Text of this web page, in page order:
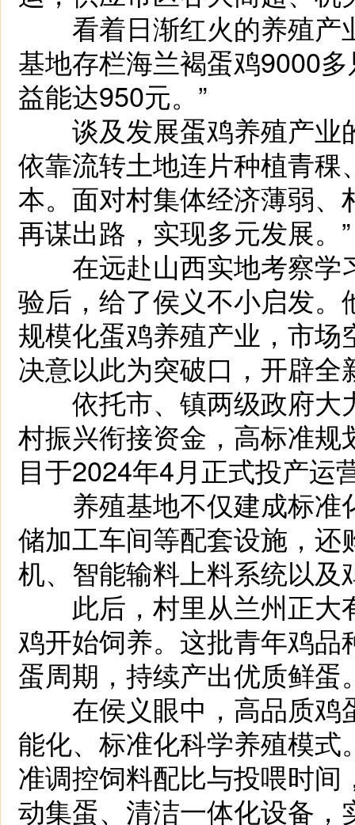
看着日渐红火的养殖产
基地存栏海兰褐蛋鸡9000
益能达950元。”
谈及发展蛋鸡养殖产业
依靠流转土地连片种植青
本。面对村集体经济薄弱
再谋出路，实现多元发展。”
在远赴山西实地考察学
验后，给了侯义不小启发
规模化蛋鸡养殖产业，市
决意以此为突破口，开辟全
依托市、镇两级政府大
村振兴衔接资金，高标准
目于2024年4月正式投产运
养殖基地不仅建成标准
储加工车间等配套设施，
机、智能输料上料系统以
此后，村里从兰州正大
鸡开始饲养。这批青年鸡
蛋周期，持续产出优质鲜蛋
在侯义眼中，高品质鸡
能化、标准化科学养殖模
准调控饲料配比与投喂时
动集蛋、清洁一体化设备